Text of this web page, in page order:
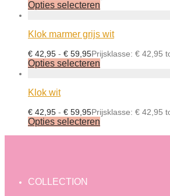
Opties selecteren
Klok marmer grijs wit
€ 42,95 - € 59,95Prijsklasse: € 42,95
Opties selecteren
Klok wit
€ 42,95 - € 59,95Prijsklasse: € 42,95
Opties selecteren
COLLECTION